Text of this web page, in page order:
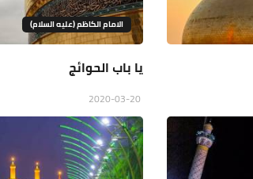
الامام الكاظم (عليه السلام)
يا باب الحوائج